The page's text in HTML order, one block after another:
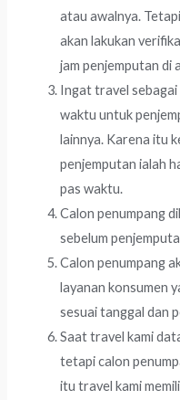
atau awalnya.
akan lakukan
jam penjemputan di
Ingat travel sebagai
waktu untuk
lainnya. Karena itu
penjemputan ialah
pas waktu.
Calon penumpang
sebelum
Calon penumpang
layanan konsumen
sesuai tanggal dan
Saat travel kami
tetapi calon
itu travel kami